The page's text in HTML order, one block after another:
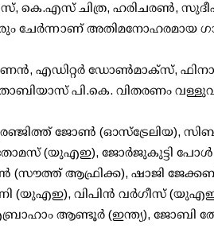
കെ.എസ് ചിത്ര, ഹരിചരൺ,
ചേർന്നാണ് അതിമനോഹരമായ
എഡിറ്റർ ഡോൺമാക്‌സ്,
പി.കെ. വിതരണം
ജോൺ (ഓസ്‌ട്രേലിയ), സിബി
(യുഎഇ), ജോർജുകുട്ടി പോൾ
ആഫ്രിക്ക), ഷാജി ജേക്കബ്
(യുഎഇ), വിപിൻ വർഗീസ്
ആണ്ടൂർ (ഇന്ത്യ), ജോബി